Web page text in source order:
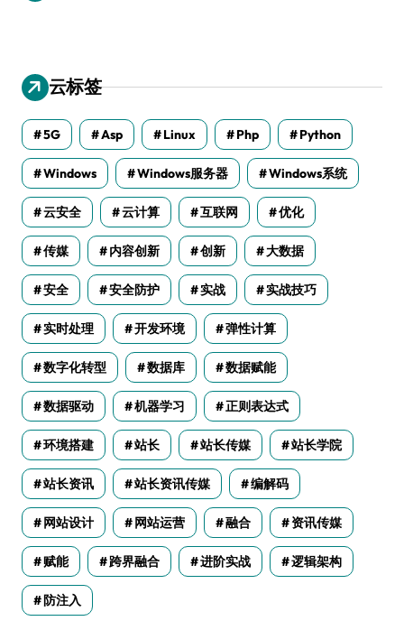
云标签
5G Asp Linux Php Python
Windows Windows服务器 Windows系统
云安全 云计算 互联网 优化
传媒 内容创新 创新 大数据
安全 安全防护 实战 实战技巧
实时处理 开发环境 弹性计算
数字化转型 数据库 数据赋能
数据驱动 机器学习 正则表达式
环境搭建 站长 站长传媒 站长学院
站长资讯 站长资讯传媒 编解码
网站设计 网站运营 融合 资讯传媒
赋能 跨界融合 进阶实战 逻辑架构
防注入